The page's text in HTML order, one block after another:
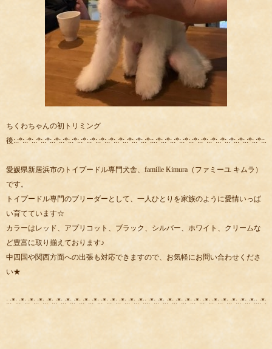
ちくわちゃんの初トリミング
後
愛媛県新居浜市のトイプードル専門犬舎、famille Kimura（ファミーユ キムラ）
です。
トイプードル専門のブリーダーとして、一人ひとりを家族のように愛情いっぱ
い育てています☆
カラーはレッド、アプリコット、ブラック、シルバー、ホワイト、クリームな
ど豊富に取り揃えております♪
中四国や関西方面への出張も対応できますので、お気軽にお問い合わせくださ
い★
:.:*:.:*:.:*:.:*:.:*:.:*:.:*:.:*:.:*:.:*:.:*:.:*:.:*:.:*:.:*::.:*:.:*:.:*:.:*:.:*:.:*:.:*:.:*:.:*:.:*:.:*:.:*::.:*:.: